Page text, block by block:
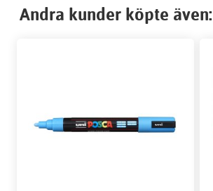
Andra kunder köpte även: